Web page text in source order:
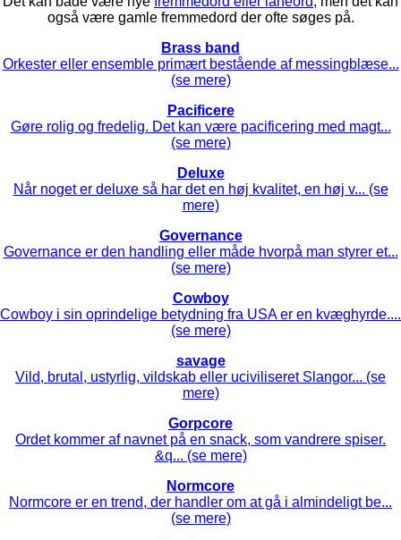
også være gamle fremmedord der ofte søges på.
Brass band
Orkester eller ensemble primært bestående af messingblæse...
(se mere)
Pacificere
Gøre rolig og fredelig. Det kan være pacificering med magt...
(se mere)
Deluxe
Når noget er deluxe så har det en høj kvalitet, en høj v... (se
mere)
Governance
Governance er den handling eller måde hvorpå man styrer et...
(se mere)
Cowboy
Cowboy i sin oprindelige betydning fra USA er en kvæghyrde....
(se mere)
savage
Vild, brutal, ustyrlig, vildskab eller uciviliseret Slangor... (se
mere)
Gorpcore
Ordet kommer af navnet på en snack, som vandrere spiser.
&q... (se mere)
Normcore
Normcore er en trend, der handler om at gå i almindeligt be...
(se mere)